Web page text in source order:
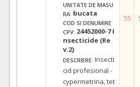
UNITATE DE MASU
RA: bucata
COD SI DENUMIRE
CPV: 24452000-7 I
nsecticide (Re
v.2)
DESCRIERE: Insecti
cid profesional -
cypermetrina, tet
55